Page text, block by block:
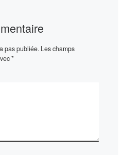
pas publiée. Les champs
*